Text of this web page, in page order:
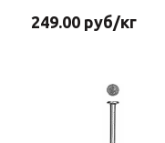
249.00 руб/кг